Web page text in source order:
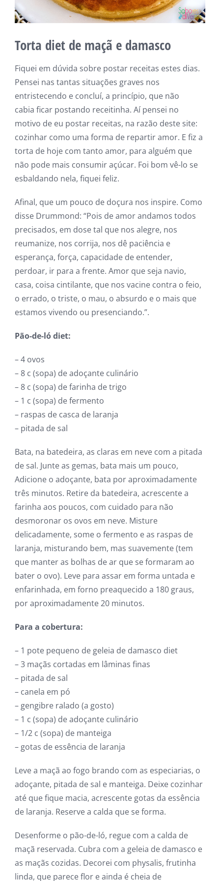
Torta diet de maçã e damasco
Fiquei em dúvida sobre postar receitas estes dias.
Pensei nas tantas situações graves nos
entristecendo e concluí, a princípio, que não
cabia ficar postando receitinha. Aí pensei no
motivo de eu postar receitas, na razão deste site:
cozinhar como uma forma de repartir amor. E fiz a
torta de hoje com tanto amor, para alguém que
não pode mais consumir açúcar. Foi bom vê-lo se
esbaldando nela, fiquei feliz.
Afinal, que um pouco de doçura nos inspire. Como
disse Drummond: “Pois de amor andamos todos
precisados, em dose tal que nos alegre, nos
reumanize, nos corrija, nos dê paciência e
esperança, força, capacidade de entender,
perdoar, ir para a frente. Amor que seja navio,
casa, coisa cintilante, que nos vacine contra o feio,
o errado, o triste, o mau, o absurdo e o mais que
estamos vivendo ou presenciando.”.
Pão-de-ló diet:
– 4 ovos
– 8 c (sopa) de adoçante culinário
– 8 c (sopa) de farinha de trigo
– 1 c (sopa) de fermento
– raspas de casca de laranja
– pitada de sal
Bata, na batedeira, as claras em neve com a pitada
de sal. Junte as gemas, bata mais um pouco,
Adicione o adoçante, bata por aproximadamente
três minutos. Retire da batedeira, acrescente a
farinha aos poucos, com cuidado para não
desmoronar os ovos em neve. Misture
delicadamente, some o fermento e as raspas de
laranja, misturando bem, mas suavemente (tem
que manter as bolhas de ar que se formaram ao
bater o ovo). Leve para assar em forma untada e
enfarinhada, em forno preaquecido a 180 graus,
por aproximadamente 20 minutos.
Para a cobertura:
– 1 pote pequeno de geleia de damasco diet
– 3 maçãs cortadas em lâminas finas
– pitada de sal
– canela em pó
– gengibre ralado (a gosto)
– 1 c (sopa) de adoçante culinário
– 1/2 c (sopa) de manteiga
– gotas de essência de laranja
Leve a maçã ao fogo brando com as especiarias, o
adoçante, pitada de sal e manteiga. Deixe cozinhar
até que fique macia, acrescente gotas da essência
de laranja. Reserve a calda que se forma.
Desenforme o pão-de-ló, regue com a calda de
maçã reservada. Cubra com a geleia de damasco e
as maçãs cozidas. Decorei com physalis, frutinha
linda, que parece flor e ainda é cheia de